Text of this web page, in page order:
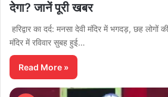
देगा? जानें पूरी खबर
हरिद्वार का दर्द: मनसा देवी मंदिर में भगदड़, छह लोगों
मंदिर में रविवार सुबह हुई…
Read More »